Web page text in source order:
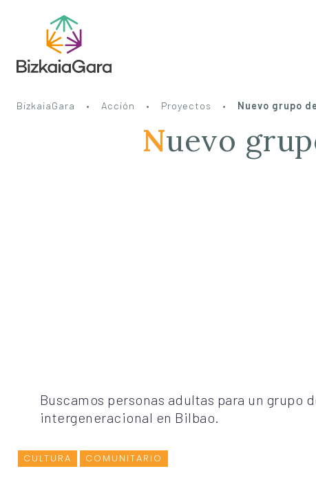
BizkaiaGara Acción Proyectos Nuevo grupo
Nuevo grupo de teatro intergeneracional en
Buscamos personas adultas para un grupo
intergeneracional en Bilbao.
CULTURA COMUNITARIO